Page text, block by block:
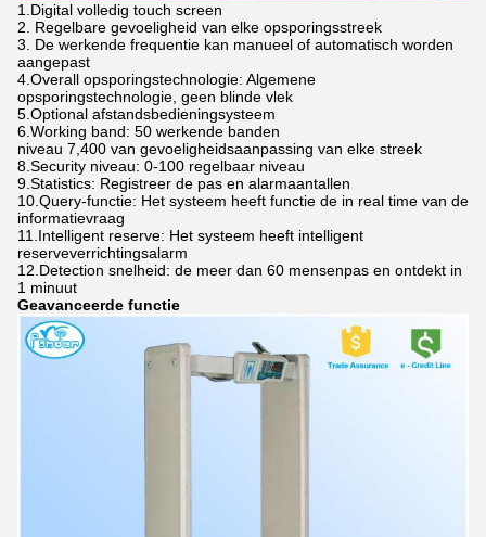
1.Digital volledig touch screen
2. Regelbare gevoeligheid van elke opsporingsstreek
3. De werkende frequentie kan manueel of automatisch worden
aangepast
4.Overall opsporingstechnologie: Algemene
opsporingstechnologie, geen blinde vlek
5.Optional afstandsbedieningsysteem
6.Working band: 50 werkende banden
niveau 7,400 van gevoeligheidsaanpassing van elke streek
8.Security niveau: 0-100 regelbaar niveau
9.Statistics: Registreer de pas en alarmaantallen
10.Query-functie: Het systeem heeft functie de in real time van de
informatievraag
11.Intelligent reserve: Het systeem heeft intelligent
reserveverrichtingsalarm
12.Detection snelheid: de meer dan 60 mensenpas en ontdekt in
1 minuut
Geavanceerde functie